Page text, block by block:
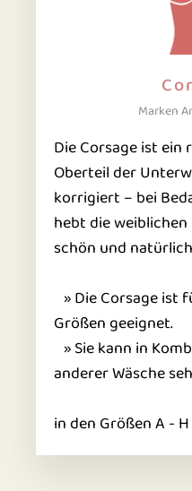
Marken
Die Corsage ist ein
Oberteil der
korrigiert – bei
hebt die
schön und
» Die Corsage ist
Größen geeignet.
» Sie kann in
anderer Wäsche
in den Größen A - H